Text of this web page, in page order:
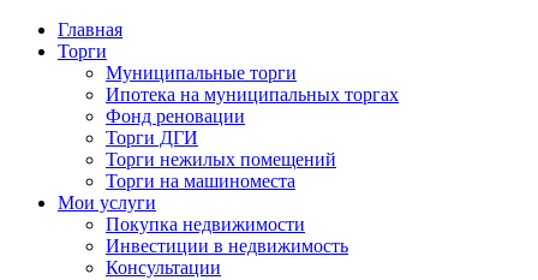
Главная
Торги
Муниципальные торги
Ипотека на муниципальных торгах
Фонд реновации
Торги ДГИ
Торги нежилых помещений
Торги на машиноместа
Мои услуги
Покупка недвижимости
Инвестиции в недвижимость
Консультации